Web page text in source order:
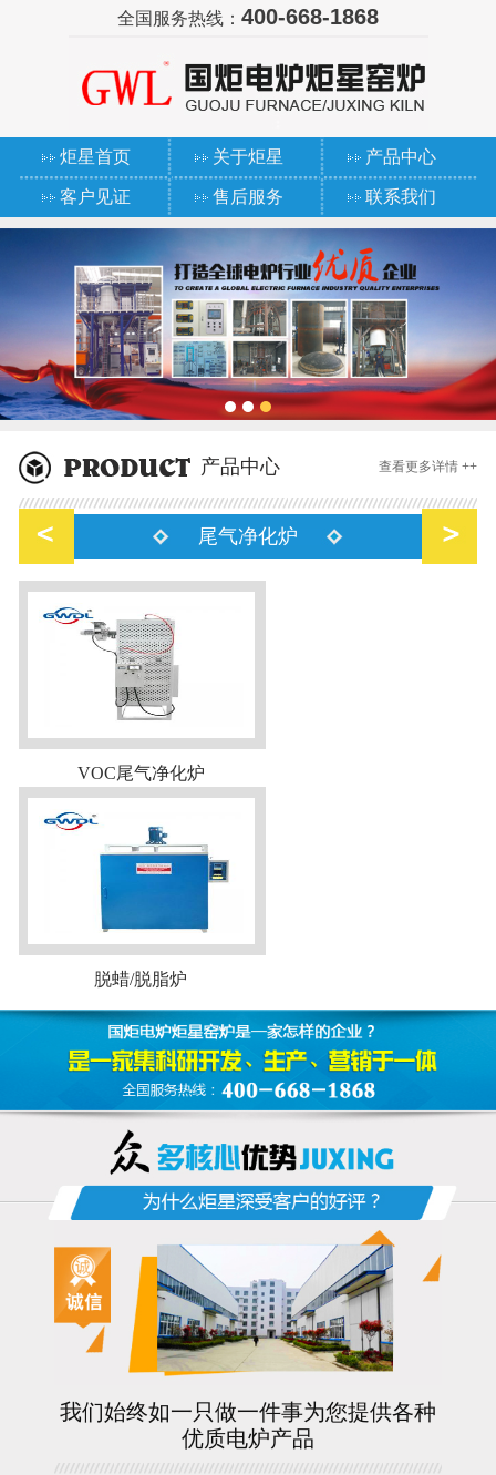
全国服务热线： 400-668-1868
炬星首页 关于炬星 产品中心
客户见证 售后服务 联系我们
产品中心 查看更多详情 ++
尾气净化炉
VOC尾气净化炉
脱蜡/脱脂炉
我们始终如一只做一件事为您提供各种
优质电炉产品